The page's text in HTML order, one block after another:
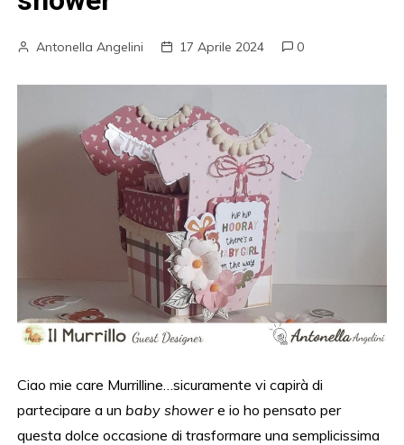
Antonella Angelini 17 Aprile 2024 0
Ciao mie care Murrilline…sicuramente vi capirà di
partecipare a un baby shower e io ho pensato per
questa dolce occasione di trasformare una semplicissima